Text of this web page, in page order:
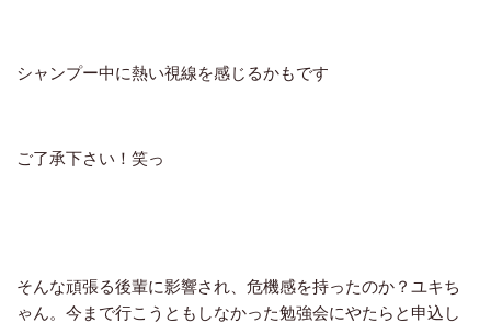
シャンプー中に熱い視線を感じるかもです
ご了承下さい！笑っ
そんな頑張る後輩に影響され、危機感を持ったのか？ユキち
ゃん。今まで行こうともしなかった勉強会にやたらと申込し